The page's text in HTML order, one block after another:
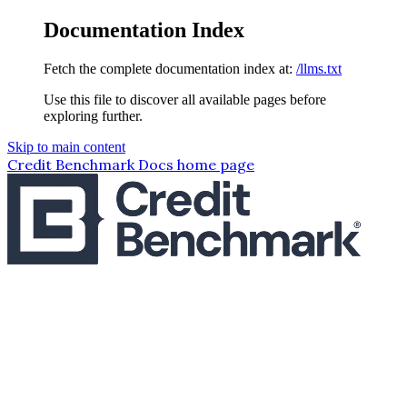
Documentation Index
Fetch the complete documentation index at: /llms.txt
Use this file to discover all available pages before
exploring further.
Skip to main content
Credit Benchmark Docs home page